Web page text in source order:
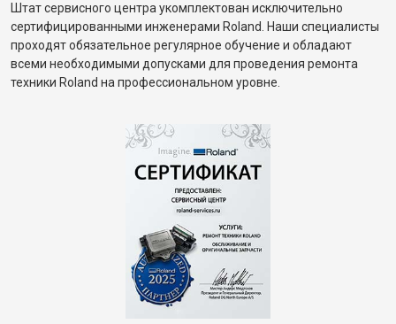
Штат сервисного центра укомплектован исключительно
сертифицированными инженерами Roland. Наши специалисты
проходят обязательное регулярное обучение и обладают
всеми необходимыми допусками для проведения ремонта
техники Roland на профессиональном уровне.